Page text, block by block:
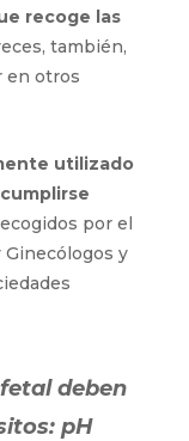
recoge las
también,
en otros
utilizado
por el
y
deben
pH